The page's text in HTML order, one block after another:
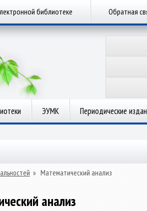
библиотеке Обратная
ЭУМК Периодические
» Математический анализ
анализ